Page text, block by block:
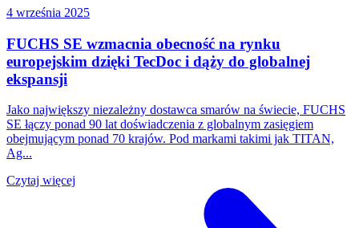
4 września 2025
FUCHS SE wzmacnia obecność na rynku
europejskim dzięki TecDoc i dąży do globalnej
ekspansji
Jako największy niezależny dostawca smarów na świecie, FUCHS
SE łączy ponad 90 lat doświadczenia z globalnym zasięgiem
obejmującym ponad 70 krajów. Pod markami takimi jak TITAN,
Ag...
Czytaj więcej